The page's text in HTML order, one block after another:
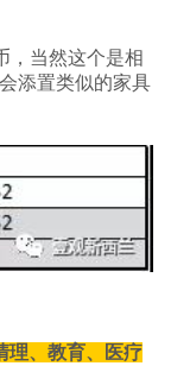
，当然这个是相
添置类似的家具
理、教育、医疗